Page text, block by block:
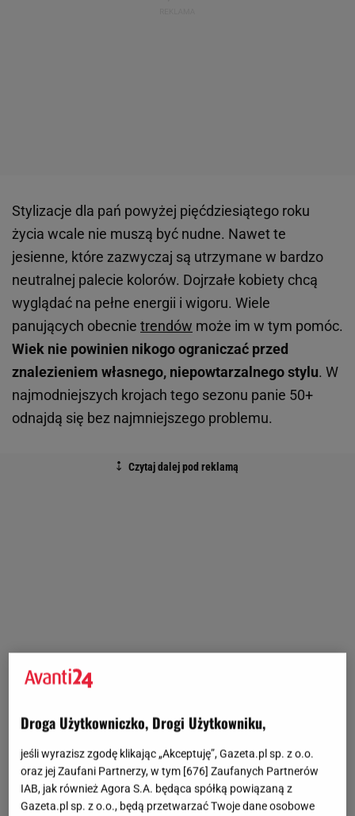
Stylizacje dla pań powyżej pięćdziesiątego roku
życia wcale nie muszą być nudne. Nawet te
jesienne, które zazwyczaj są utrzymane w bardzo
neutralnej palecie kolorów. Dojrzałe kobiety chcą
wyglądać na pełne energii i wigoru. Wiele
panujących obecnie trendów może im w tym pomóc.
Wiek nie powinien nikogo ograniczać przed
znalezieniem własnego, niepowtarzalnego stylu. W
najmodniejszych krojach tego sezonu panie 50+
odnajdą się bez najmniejszego problemu.
Droga Użytkowniczko, Drogi Użytkowniku,
jeśli wyrazisz zgodę klikając „Akceptuję”, Gazeta.pl sp. z o.o.
oraz jej Zaufani Partnerzy, w tym [676] Zaufanych Partnerów
IAB, jak również Agora S.A. będąca spółką powiązaną z
Gazeta.pl sp. z o.o., będą przetwarzać Twoje dane osobowe